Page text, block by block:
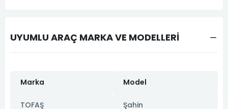
UYUMLU ARAÇ MARKA VE MODELLERİ
Marka Model
TOFAŞ Şahin